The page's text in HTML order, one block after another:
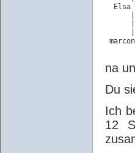
Elsa
na
Du
Ich
12